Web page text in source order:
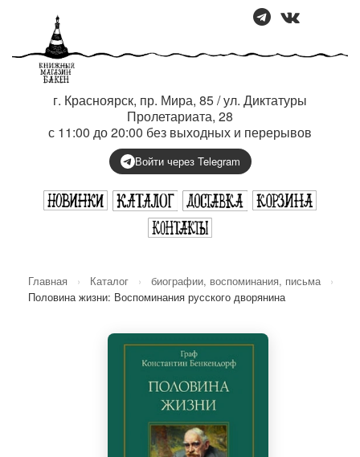
г. Красноярск, пр. Мира, 85 / ул. Диктатуры
Пролетариата, 28
с 11:00 до 20:00 без выходных и перерывов
Войти через Telegram
Главная › Каталог › биографии, воспоминания, письма
›
Половина жизни: Воспоминания русского дворянина